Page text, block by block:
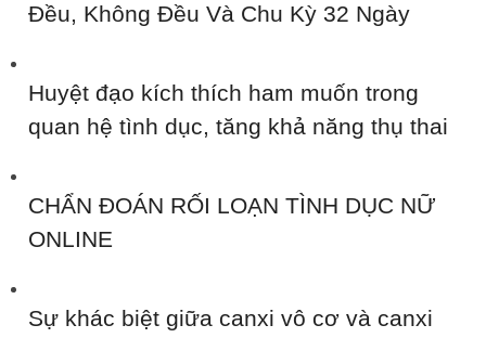
Đều, Không Đều Và Chu Kỳ 32 Ngày
Huyệt đạo kích thích ham muốn trong
quan hệ tình dục, tăng khả năng thụ thai
CHẨN ĐOÁN RỐI LOẠN TÌNH DỤC NỮ
ONLINE
Sự khác biệt giữa canxi vô cơ và canxi